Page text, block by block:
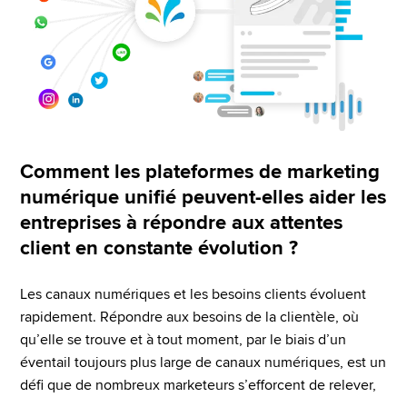
Comment les plateformes de marketing
numérique unifié peuvent-elles aider les
entreprises à répondre aux attentes
client en constante évolution ?
Les canaux numériques et les besoins clients évoluent
rapidement. Répondre aux besoins de la clientèle, où
qu’elle se trouve et à tout moment, par le biais d’un
éventail toujours plus large de canaux numériques, est un
défi que de nombreux marketeurs s’efforcent de relever,